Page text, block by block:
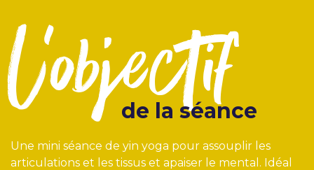
l'objectif
de la séance
Une mini séance de yin yoga pour assouplir les
articulations et les tissus et apaiser le mental. Idéal